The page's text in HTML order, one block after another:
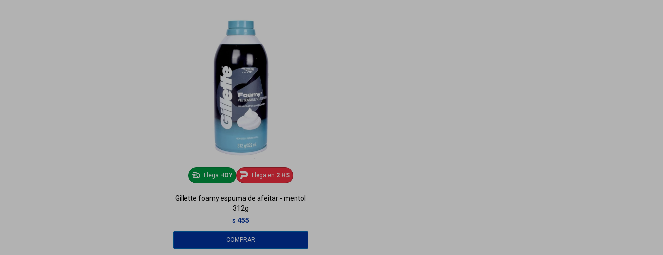
Llega HOY Llega en 2 HS
Gillette foamy espuma de afeitar - mentol
312g
$ 455